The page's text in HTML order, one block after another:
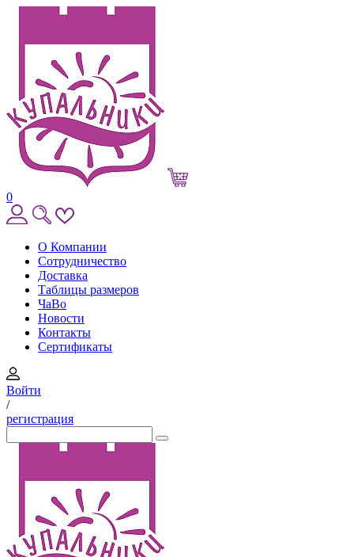
0
О Компании
Сотрудничество
Доставка
Таблицы размеров
ЧаВо
Новости
Контакты
Сертификаты
Войти
/
регистрация